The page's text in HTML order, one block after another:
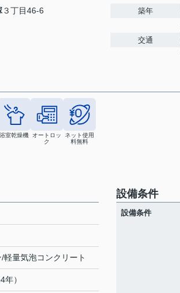
３丁目46-6 築年
交通
浴室乾燥機
オートロッ
ク
ネット使用
料無料
軽量気泡コンクリート
）
設備条件
設備条件